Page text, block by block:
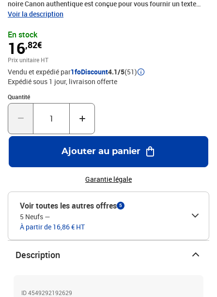
noire Canon authentique est conçue pour vous fournir un texte
parfaitement net à chaque impressionObtenez un texte clair et net
noire pigmentée. Conçue pour des résultats durables, chaque
cartouche de 5,6 ml vous permet d'imprimer jusqu'à 100 pages de
documents A4. Produisez des documents au texte ultra net pour
des résultats professionnelsImprimez jusqu'à 100 pages de
documents A4 par cartoucheBénéficiez de la fiabilité de l'encre
Canon d'origineComptez sur la qualité garantie par l'encre Canon
d'origineCaractéristiques du produitRendement standard, Volume
d'encre noire: 6,2 ml
Voir la description
En stock
16,82€
Prix unitaire HT
Vendu et expédié par1foDiscount4.1/5(51)
Expédié sous 1 jour livraison offerte
Quantité
Quantité : 1
Ajouter au panier
Garantie légale
Voir toutes les autres offres 5
5 Neufs —
À partir de 16,86 € HT
Description
ID 4549292192629